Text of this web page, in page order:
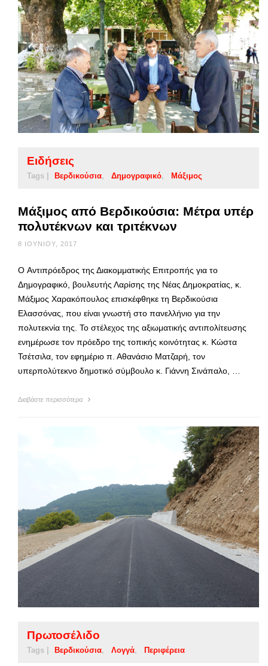
Ειδήσεις
Tags | Βερδικούσια Δημογραφικό Μάξιμος
Μάξιμος από Βερδικούσια: Μέτρα υπέρ
πολυτέκνων και τριτέκνων
8 ΙΟΥΝΊΟΥ, 2017
O Αντιπρόεδρος της Διακομματικής Επιτροπής για το
Δημογραφικό, βουλευτής Λαρίσης της Νέας Δημοκρατίας, κ.
Μάξιμος Χαρακόπουλος επισκέφθηκε τη Βερδικούσια
Ελασσόνας, που είναι γνωστή στο πανελλήνιο για την
πολυτεκνία της. Το στέλεχος της αξιωματικής αντιπολίτευσης
ενημέρωσε τον πρόεδρο της τοπικής κοινότητας κ. Κώστα
Τσέτσιλα, τον εφημέριο π. Αθανάσιο Ματζαρή, τον
υπερπολύτεκνο δημοτικό σύμβουλο κ. Γιάννη Σινάπαλο, …
Διαβάστε περισσότερα
Πρωτοσέλιδο
Tags | Βερδικούσια Λογγά Περιφέρεια